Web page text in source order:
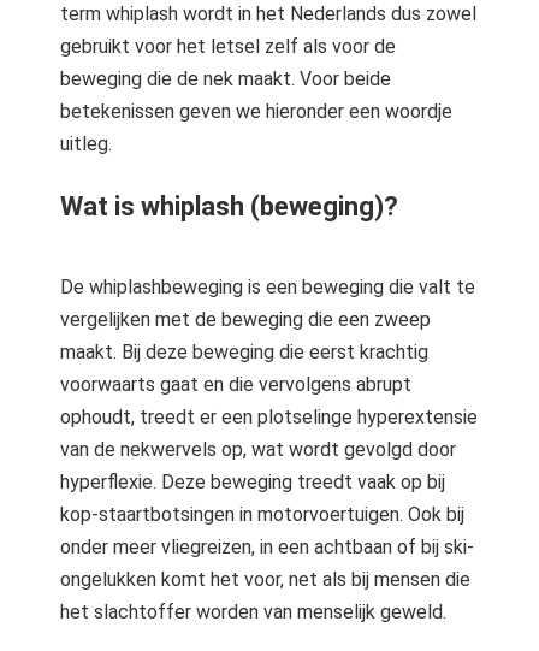
term whiplash wordt in het Nederlands dus zowel
gebruikt voor het letsel zelf als voor de
beweging die de nek maakt. Voor beide
betekenissen geven we hieronder een woordje
uitleg.
Wat is whiplash (beweging)?
De whiplashbeweging is een beweging die valt te
vergelijken met de beweging die een zweep
maakt. Bij deze beweging die eerst krachtig
voorwaarts gaat en die vervolgens abrupt
ophoudt, treedt er een plotselinge hyperextensie
van de nekwervels op, wat wordt gevolgd door
hyperflexie. Deze beweging treedt vaak op bij
kop-staartbotsingen in motorvoertuigen. Ook bij
onder meer vliegreizen, in een achtbaan of bij ski-
ongelukken komt het voor, net als bij mensen die
het slachtoffer worden van menselijk geweld.